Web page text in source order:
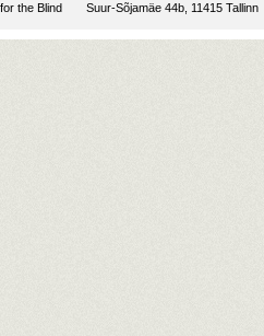
the Blind Suur-Sõjamäe 44b, 11415 Tallinn